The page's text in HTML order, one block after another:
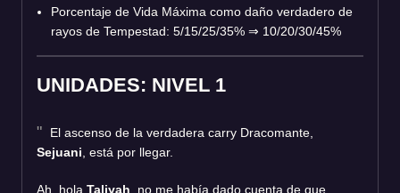
Porcentaje de Vida Máxima como daño verdadero de
rayos de Tempestad: 5/15/25/35% ⇒ 10/20/30/45%
UNIDADES: NIVEL 1
El ascenso de la verdadera carry Dracomante,
Sejuani , está por llegar.
Ah, hola Taliyah , no me había dado cuenta de que